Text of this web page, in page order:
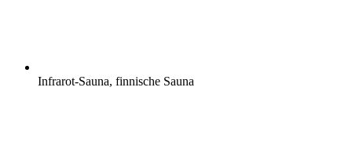
Infrarot-Sauna, finnische Sauna